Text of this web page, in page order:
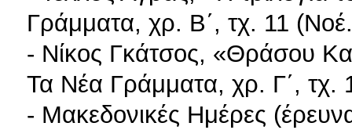
Γράμματα, χρ. Β΄, τχ. 11
- Nίκος Γκάτσος, «Θράσου
Τα Νέα Γράμματα, χρ. Γ΄, τχ.
- Μακεδονικές Ημέρες